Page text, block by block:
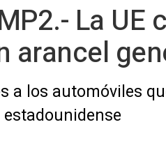
La
arancel
a los automóviles